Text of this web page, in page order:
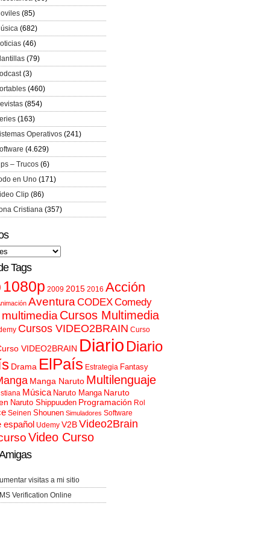
(85)
(682)
(46)
(79)
(3)
(460)
(854)
(163)
Operativos (241)
(4.629)
– Trucos (6)
en Uno (171)
Clip (86)
Cristiana (357)
Tags
1080p 2009 2015 2016 Acción
AventuraCODEXComedy
Cursos Multimedia
Cursos VIDEO2BRAIN Curso
VIDEO2BRAIN Diario Diario
Drama ElPaís Estrategia Fantasy
Manga Naruto Multilenguaje
Música Naruto Manga Naruto
Naruto Shippuuden Programación Rol
Seinen Shounen Simuladores Software
español Udemy V2BVideo2Brain
Video Curso
visitas a mi sitio
Verification Online